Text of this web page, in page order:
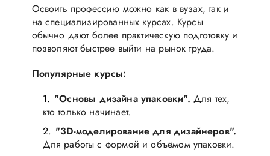
Освоить профессию можно как в вузах, так и
на специализированных курсах. Курсы
обычно дают более практическую подготовку и
позволяют быстрее выйти на рынок труда.
Популярные курсы:
"Основы дизайна упаковки". Для тех,
кто только начинает.
"3D-моделирование для дизайнеров".
Для работы с формой и объёмом упаковки.